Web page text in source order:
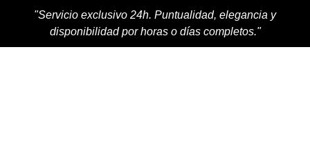
"Servicio exclusivo 24h. Puntualidad, elegancia y
disponibilidad por horas o días completos."